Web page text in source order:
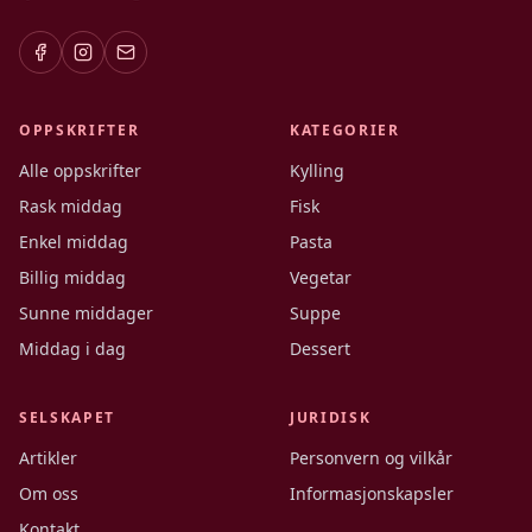
OPPSKRIFTER
Alle oppskrifter
Rask middag
Enkel middag
Billig middag
Sunne middager
Middag i dag
KATEGORIER
Kylling
Fisk
Pasta
Vegetar
Suppe
Dessert
SELSKAPET
Artikler
Om oss
JURIDISK
Personvern og vilkår
Informasjonskapsler